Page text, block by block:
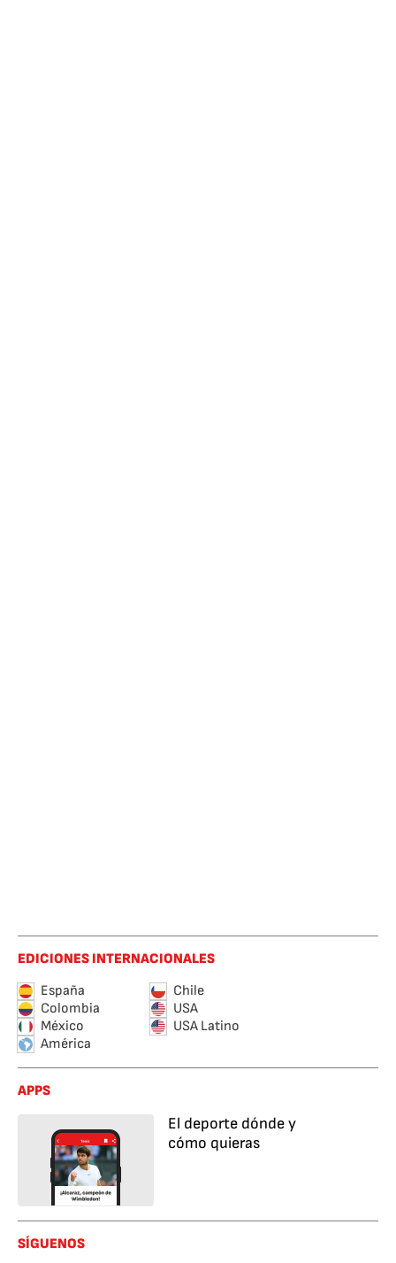
EDICIONES INTERNACIONALES
España
Chile
Colombia
USA
México
USA Latino
América
APPS
El deporte dónde y
cómo quieras
SÍGUENOS